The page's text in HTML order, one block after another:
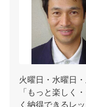
火曜日・水曜日
「もっと楽しく
く納得できるレ